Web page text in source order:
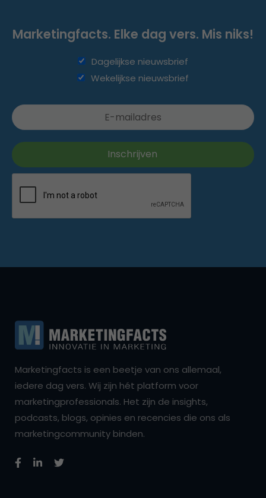
Marketingfacts. Elke dag vers. Mis niks!
Dagelijkse nieuwsbrief
Wekelijkse nieuwsbrief
Marketingfacts is een beetje van ons allemaal,
iedere dag vers. Wij zijn hét platform voor
marketingprofessionals. Het zijn de insights,
podcasts, blogs, opinies en recencies die ons als
marketingcommunity binden.